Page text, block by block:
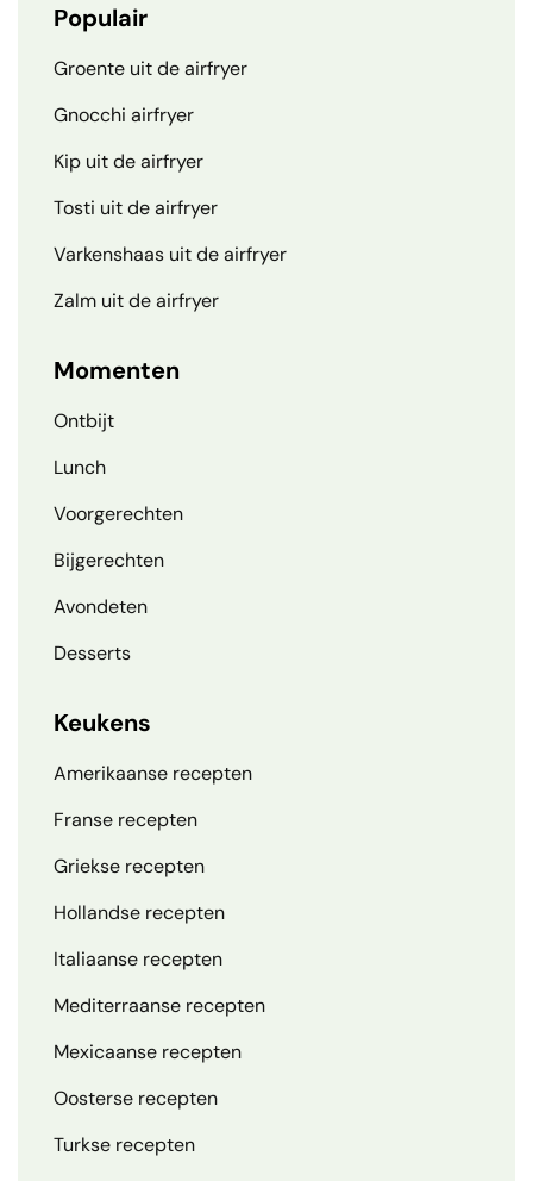
Populair
Groente uit de airfryer
Gnocchi airfryer
Kip uit de airfryer
Tosti uit de airfryer
Varkenshaas uit de airfryer
Zalm uit de airfryer
Momenten
Ontbijt
Lunch
Voorgerechten
Bijgerechten
Avondeten
Desserts
Keukens
Amerikaanse recepten
Franse recepten
Griekse recepten
Hollandse recepten
Italiaanse recepten
Mediterraanse recepten
Mexicaanse recepten
Oosterse recepten
Turkse recepten